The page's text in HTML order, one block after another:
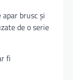
brusc și
de o serie
fi